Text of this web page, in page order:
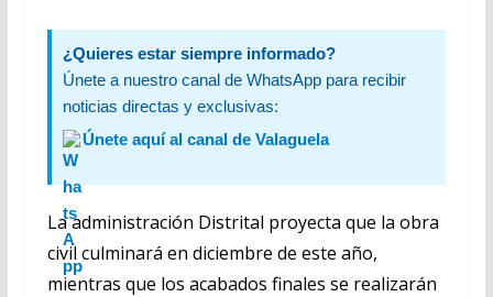
¿Quieres estar siempre informado?
Únete a nuestro canal de WhatsApp para recibir
noticias directas y exclusivas:
Únete aquí al canal de Valaguela
La administración Distrital proyecta que la obra
civil culminará en diciembre de este año,
mientras que los acabados finales se realizarán